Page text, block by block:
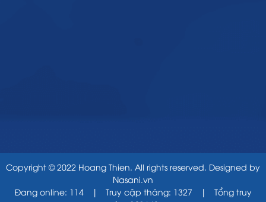
Copyright © 2022 Hoang Thien. All rights reserved. Designed by
Nasani.vn
Đang online: 114
| Truy cập tháng: 1327 |
Tổng truy